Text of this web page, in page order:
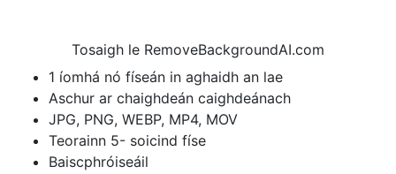
Tosaigh le RemoveBackgroundAI.com
1 íomhá nó físeán in aghaidh an lae
Aschur ar chaighdeán caighdeánach
JPG, PNG, WEBP, MP4, MOV
Teorainn 5- soicind físe
Baiscphróiseáil